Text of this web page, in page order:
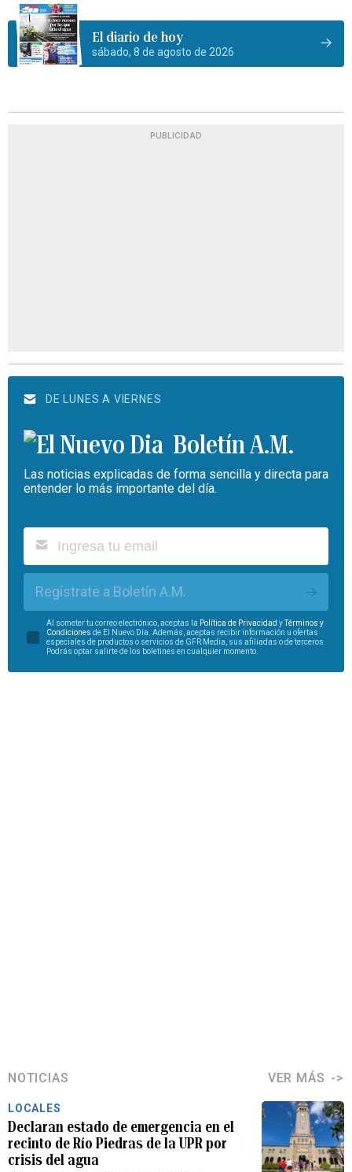
El diario de hoy
sábado, 8 de agosto de 2026
PUBLICIDAD
DE LUNES A VIERNES
Boletín A.M.
Las noticias explicadas de forma sencilla y directa para
entender lo más importante del día.
Regístrate a Boletín A.M.
Al someter tu correo electrónico, aceptas la Política de Privacidad yTérminos y
Condiciones de El Nuevo Día. Además, aceptas recibir información u ofertas
especiales de productos o servicios de GFR Media, sus afiliadas o de terceros.
Podrás optar salirte de los boletines en cualquier momento.
NOTICIAS VER MÁS
LOCALES
Declaran estado de emergencia en el
recinto de Río Piedras de la UPR por
crisis del agua